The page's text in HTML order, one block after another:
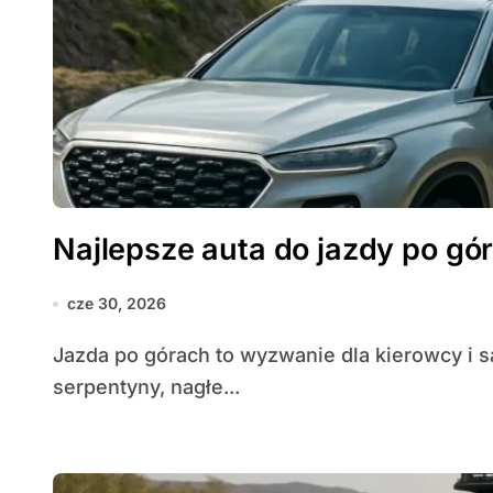
Najlepsze auta do jazdy po
cze 30, 2026
Jazda po górach to wyzwanie dla kierowcy i samochodu — zmienne nachylenia, wąskie
serpentyny, nagłe...